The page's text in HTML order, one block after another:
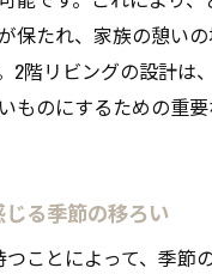
保たれ、家族の憩い
2階リビングの設計は
ものにするための重
る季節の移ろい
ことによって、季節